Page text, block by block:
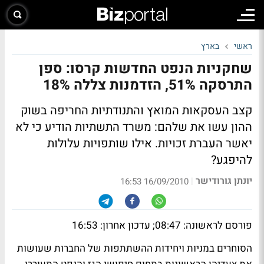
ראשי בארץ
שחקניות הנפט החדשות קרסו: ספן
התרסקה 51%, הזדמנות צללה 18%
קצב העסקאות המואץ והתנודתיות החריפה בשוק
ההון עשו את שלהם: משרד התשתיות הודיע כי לא
יאשר העברת זכויות. אילו שותפויות עלולות
להיפגע?
יונתן גורודישר |
16/09/2010 16:53
פורסם לראשונה: 08:47; עדכון אחרון: 16:53
הסוחרים במניות ויחידות ההשתתפות של החברות שעושות